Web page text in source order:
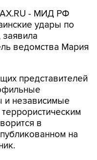
- МИД РФ
удары по
ведомства Мария
представителей
и независимые
в
на